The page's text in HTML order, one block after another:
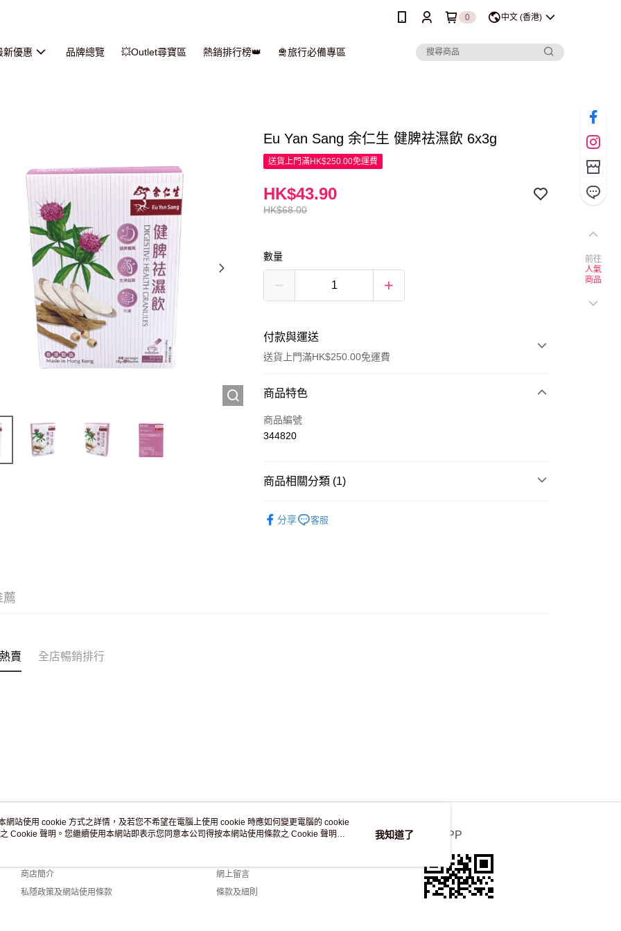
0 中文 (香港)
新優惠 品牌總覽 💥Outlet尋寶區 熱銷排行榜👑 🛅旅行必備專區
Eu Yan Sang 余仁生 健脾祛濕飲 6x3g
送貨上門滿HK$250.00免運費
HK$68.00
HK$43.90
數量
付款與運送
送貨上門滿HK$250.00免運費
付款方式
信用卡
商品特色
商品編號
344820
商品相關分類 (1)
分享
客服
薦
賣 全店暢銷排行
關於我們
商店簡介
私隱政策及網站使用條款
客戶服務
網上留言
條款及細則
官方APP
前往
人氣
商品
網站使用 cookie 方式之詳情，及若您不希望在電腦上使用 cookie 時應如何變更電腦的 cookie
Cookie 聲明。您繼續使用本網站即表示您同意本公司得按本網站使用條款之 Cookie 聲明使
我知道了